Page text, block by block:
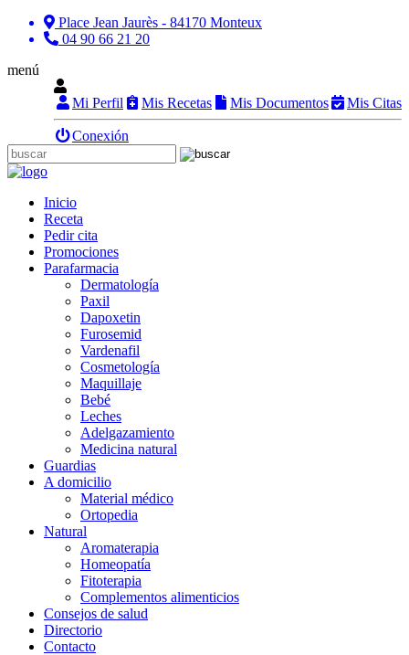
Place Jean Jaurès - 84170 Monteux
04 90 66 21 20
menú
Mi Perfil Mis Recetas Mis Documentos Mis Citas
Conexión
Inicio
Receta
Pedir cita
Promociones
Parafarmacia
Dermatología
Paxil
Dapoxetin
Furosemid
Vardenafil
Cosmetología
Maquillaje
Bebé
Leches
Adelgazamiento
Medicina natural
Guardias
A domicilio
Material médico
Ortopedia
Natural
Aromaterapia
Homeopatía
Fitoterapia
Complementos alimenticios
Consejos de salud
Directorio
Contacto